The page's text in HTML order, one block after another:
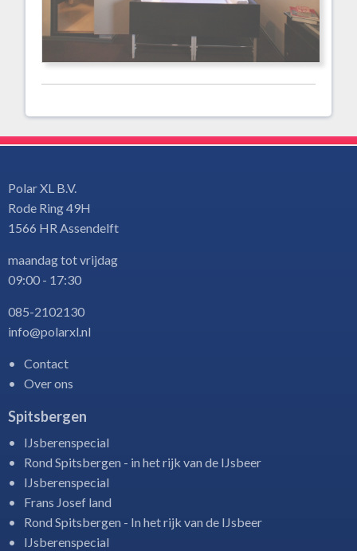
Polar XL B.V.
Rode Ring 49H
1566 HR Assendelft
maandag tot vrijdag
09:00 - 17:30
085-2102130
info@polarxl.nl
Contact
Over ons
Spitsbergen
IJsberenspecial
Rond Spitsbergen - in het rijk van de IJsbeer
IJsberenspecial
Frans Josef land
Rond Spitsbergen - In het rijk van de IJsbeer
IJsberenspecial